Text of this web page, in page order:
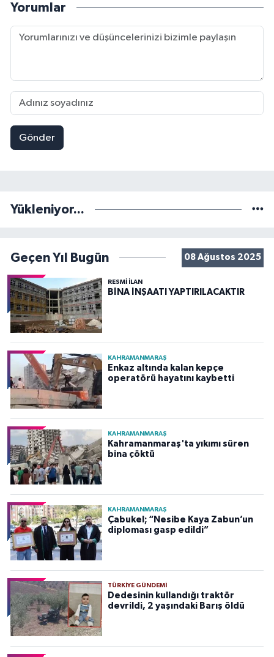
Yorumlar
Gönder
Yükleniyor...
Geçen Yıl Bugün 08 Ağustos 2025
RESMİ İLAN
BİNA İNŞAATI YAPTIRILACAKTIR
KAHRAMANMARAŞ
Enkaz altında kalan kepçe
operatörü hayatını kaybetti
KAHRAMANMARAŞ
Kahramanmaraş'ta yıkımı süren
bina çöktü
KAHRAMANMARAŞ
Çabukel; “Nesibe Kaya Zabun’un
diploması gasp edildi”
TÜRKIYE GÜNDEMI
Dedesinin kullandığı traktör
devrildi, 2 yaşındaki Barış öldü